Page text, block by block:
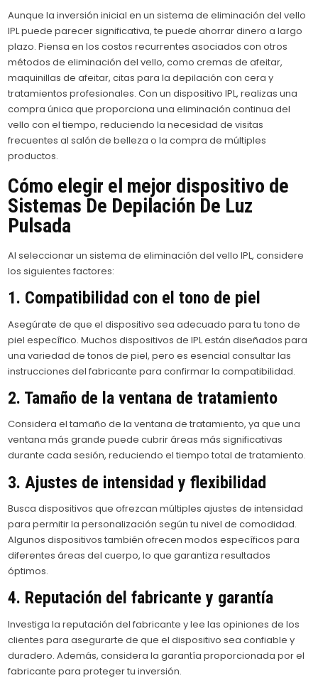
Aunque la inversión inicial en un sistema de eliminación del vello
IPL puede parecer significativa, te puede ahorrar dinero a largo
plazo. Piensa en los costos recurrentes asociados con otros
métodos de eliminación del vello, como cremas de afeitar,
maquinillas de afeitar, citas para la depilación con cera y
tratamientos profesionales. Con un dispositivo IPL, realizas una
compra única que proporciona una eliminación continua del
vello con el tiempo, reduciendo la necesidad de visitas
frecuentes al salón de belleza o la compra de múltiples
productos.
Cómo elegir el mejor dispositivo de
Sistemas De Depilación De Luz
Pulsada
Al seleccionar un sistema de eliminación del vello IPL, considere
los siguientes factores:
1. Compatibilidad con el tono de piel
Asegúrate de que el dispositivo sea adecuado para tu tono de
piel específico. Muchos dispositivos de IPL están diseñados para
una variedad de tonos de piel, pero es esencial consultar las
instrucciones del fabricante para confirmar la compatibilidad.
2. Tamaño de la ventana de tratamiento
Considera el tamaño de la ventana de tratamiento, ya que una
ventana más grande puede cubrir áreas más significativas
durante cada sesión, reduciendo el tiempo total de tratamiento.
3. Ajustes de intensidad y flexibilidad
Busca dispositivos que ofrezcan múltiples ajustes de intensidad
para permitir la personalización según tu nivel de comodidad.
Algunos dispositivos también ofrecen modos específicos para
diferentes áreas del cuerpo, lo que garantiza resultados
óptimos.
4. Reputación del fabricante y garantía
Investiga la reputación del fabricante y lee las opiniones de los
clientes para asegurarte de que el dispositivo sea confiable y
duradero. Además, considera la garantía proporcionada por el
fabricante para proteger tu inversión.